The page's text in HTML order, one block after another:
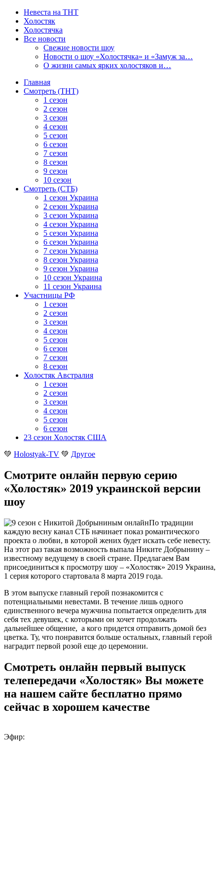
Невеста на ТНТ
Холостяк
Холостячка
Все новости
Свежие новости шоу
Новости о шоу «Холостячка» и «Замуж за…
О жизни самых ярких холостяков и…
Главная
Смотреть (ТНТ)
1 сезон
2 сезон
3 сезон
4 сезон
5 сезон
6 сезон
7 сезон
8 сезон
9 сезон
10 сезон
Смотреть (СТБ)
1 сезон Украина
2 сезон Украина
3 сезон Украина
4 сезон Украина
5 сезон Украина
6 сезон Украина
7 сезон Украина
8 сезон Украина
9 сезон Украина
10 сезон Украина
11 сезон Украина
Участницы РФ
1 сезон
2 сезон
3 сезон
4 сезон
5 сезон
6 сезон
7 сезон
8 сезон
Холостяк Австралия
1 сезон
2 сезон
3 сезон
4 сезон
5 сезон
6 сезон
23 сезон Холостяк США
💚 Holostyak-TV 💚 Другое
Смотрите онлайн первую серию
«Холостяк» 2019 украинской версии
шоу
По традиции
каждую весну канал СТБ начинает показ романтического
проекта о любви, в которой жених будет искать себе невесту.
На этот раз такая возможность выпала Никите Добрынину –
известному ведущему в своей стране. Предлагаем Вам
присоединиться к просмотру шоу – «Холостяк» 2019 Украина,
1 серия которого стартовала 8 марта 2019 года.
В этом выпуске главный герой познакомится с
потенциальными невестами. В течение лишь одного
единственного вечера мужчина попытается определить для
себя тех девушек, с которыми он хочет продолжать
дальнейшее общение, а кого придется отправить домой без
цветка. Ту, что понравится больше остальных, главный герой
наградит первой розой еще до церемонии.
Смотреть онлайн первый выпуск
телепередачи «Холостяк» Вы можете
на нашем сайте бесплатно прямо
сейчас в хорошем качестве
Эфир: